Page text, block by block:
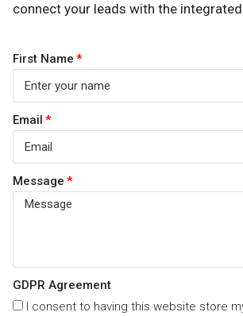
connect your leads with the integrated
First Name
Email
Message
GDPR Agreement
I consent to having this website store